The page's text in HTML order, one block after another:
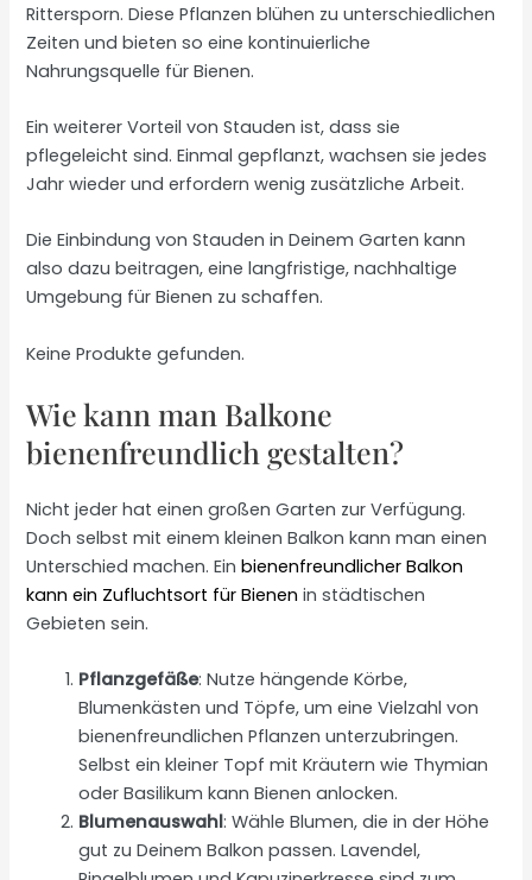
Rittersporn. Diese Pflanzen blühen zu unterschiedlichen
Zeiten und bieten so eine kontinuierliche
Nahrungsquelle für Bienen.
Ein weiterer Vorteil von Stauden ist, dass sie
pflegeleicht sind. Einmal gepflanzt, wachsen sie jedes
Jahr wieder und erfordern wenig zusätzliche Arbeit.
Die Einbindung von Stauden in Deinem Garten kann
also dazu beitragen, eine langfristige, nachhaltige
Umgebung für Bienen zu schaffen.
Keine Produkte gefunden.
Wie kann man Balkone
bienenfreundlich gestalten?
Nicht jeder hat einen großen Garten zur Verfügung.
Doch selbst mit einem kleinen Balkon kann man einen
Unterschied machen. Einbienenfreundlicher Balkon
kann ein Zufluchtsort für Bienen in städtischen
Gebieten sein.
Pflanzgefäße: Nutze hängende Körbe,
Blumenkästen und Töpfe, um eine Vielzahl von
bienenfreundlichen Pflanzen unterzubringen.
Selbst ein kleiner Topf mit Kräutern wie Thymian
oder Basilikum kann Bienen anlocken.
Blumenauswahl: Wähle Blumen, die in der Höhe
gut zu Deinem Balkon passen. Lavendel,